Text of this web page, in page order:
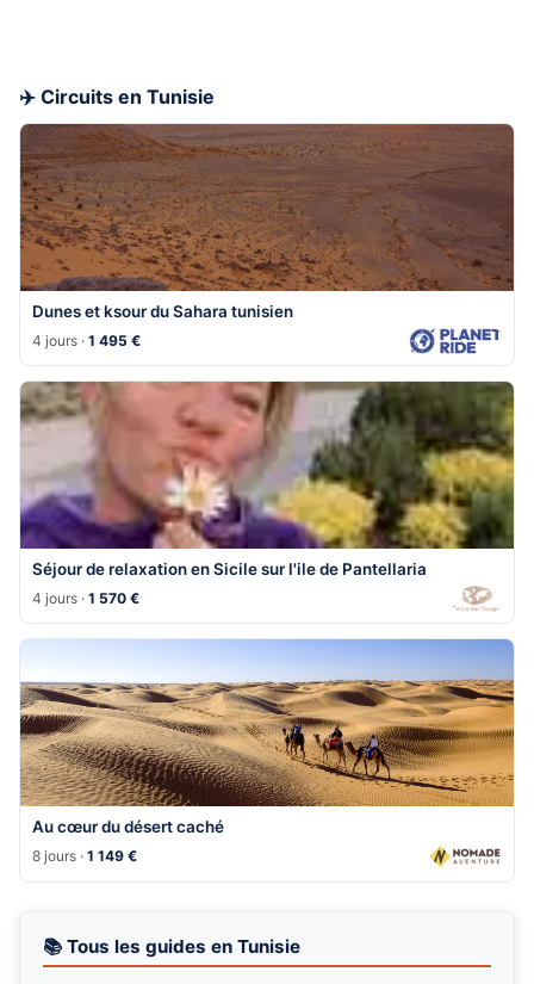
✈️ Circuits en Tunisie
Dunes et ksour du Sahara tunisien
4 jours ·1 495 €
Séjour de relaxation en Sicile sur l'ile de Pantellaria
4 jours ·1 570 €
Au cœur du désert caché
8 jours ·1 149 €
📚 Tous les guides en Tunisie